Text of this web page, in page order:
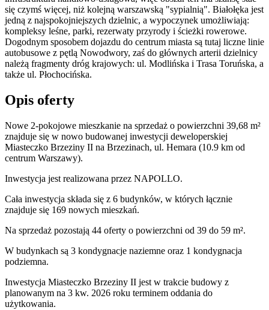
się czymś więcej, niż kolejną warszawską "sypialnią". Białołęka jest
jedną z najspokojniejszych dzielnic, a wypoczynek umożliwiają:
kompleksy leśne, parki, rezerwaty przyrody i ścieżki rowerowe.
Dogodnym sposobem dojazdu do centrum miasta są tutaj liczne linie
autobusowe z pętlą Nowodwory, zaś do głównych arterii dzielnicy
należą fragmenty dróg krajowych: ul. Modlińska i Trasa Toruńska, a
także ul. Płochocińska.
Opis oferty
Nowe 2-pokojowe mieszkanie na sprzedaż o powierzchni 39,68 m²
znajduje się w nowo budowanej inwestycji deweloperskiej
Miasteczko Brzeziny II na Brzezinach, ul. Hemara (10.9 km od
centrum Warszawy).
Inwestycja jest realizowana przez NAPOLLO.
Cała inwestycja składa się z 6 budynków, w których łącznie
znajduje się 169 nowych mieszkań.
Na sprzedaż pozostają 44 oferty o powierzchni od 39 do 59 m².
W budynkach są 3 kondygnacje naziemne oraz 1 kondygnacja
podziemna.
Inwestycja Miasteczko Brzeziny II jest w trakcie budowy z
planowanym na 3 kw. 2026 roku terminem oddania do
użytkowania.